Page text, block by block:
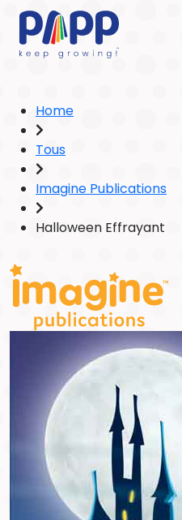
Home
Tous
Imagine Publications
Halloween Effrayant